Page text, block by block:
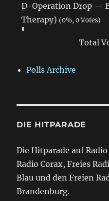
D-Operation Drop —
Therapy) (0%, 0 Votes)
Total
Polls Archive
DIE HITPARADE
Die Hitparade auf
Radio Corax, Freies
Blau und den Freien
Brandenburg.